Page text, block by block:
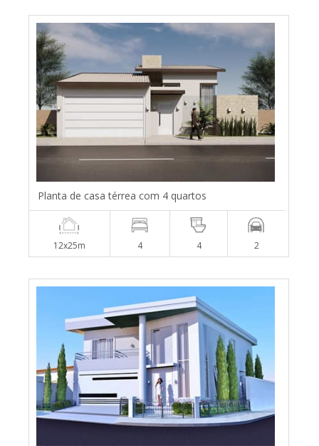
Planta de casa térrea com 4 quartos
12x25m 4 4 2